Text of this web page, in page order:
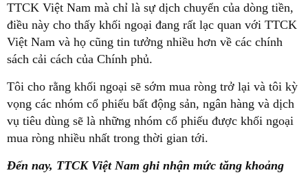
TTCK Việt Nam mà chỉ là sự dịch chuyển của dòng tiền,
điều này cho thấy khối ngoại đang rất lạc quan với TTCK
Việt Nam và họ cũng tin tưởng nhiều hơn về các chính
sách cải cách của Chính phủ.
Tôi cho rằng khối ngoại sẽ sớm mua ròng trở lại và tôi kỳ
vọng các nhóm cổ phiếu bất động sản, ngân hàng và dịch
vụ tiêu dùng sẽ là những nhóm cổ phiếu được khối ngoại
mua ròng nhiều nhất trong thời gian tới.
Đến nay, TTCK Việt Nam ghi nhận mức tăng khoảng